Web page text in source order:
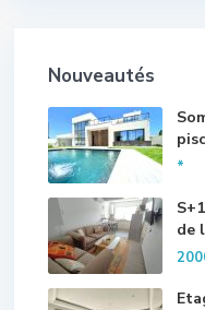
Nouveautés
*
de